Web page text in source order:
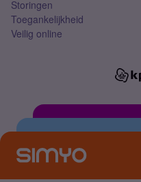
Storingen
Toegankelijkheid
Veilig online